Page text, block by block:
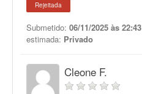
Rejeitada
Submetido: 06/11/2025 às 22:43
estimada: Privado
Cleone F.